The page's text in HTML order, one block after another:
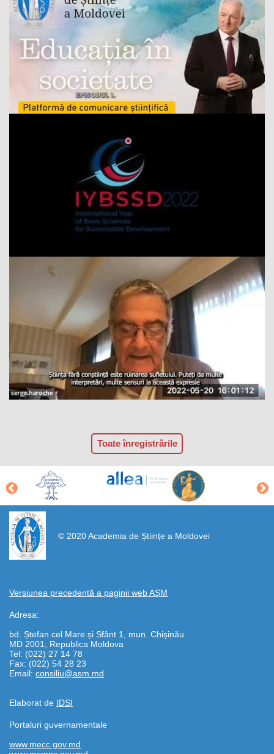
Toate înregistrările
© 2020 Academia de Științe a Moldovei
Versiunea precedentă a paginii web AȘM
Adresa:
bd. Ștefan cel Mare și Sfânt 1, mun. Chișinău
MD 2001, Republica Moldova
Tel: (022) 27 14 78
Fax: (022) 54 28 23
Email: consiliu@asm.md
Elaborat de IDSI
https://propletenie.ru/
Portaluri guvernamentale
www.mecc.gov.md